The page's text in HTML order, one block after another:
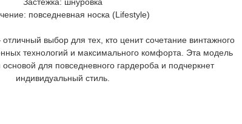
повседневная носка (Lifestyle)
выбор для тех, кто ценит сочетание винтажного
технологий и максимального комфорта. Эта модель
основой для повседневного гардероба и подчеркнет
индивидуальный стиль.